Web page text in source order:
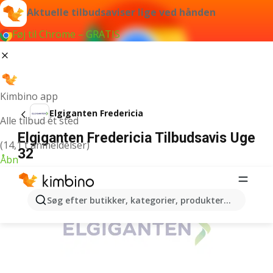
Aktuelle tilbudsaviser lige ved hånden
Føj til Chrome – GRATIS
Kimbino app
Alle tilbud ét sted
(14,1 t anmeldelser)
Åbn
Søg efter butikker, kategorier, produkter...
Elgiganten Fredericia
Elgiganten Fredericia Tilbudsavis Uge
32